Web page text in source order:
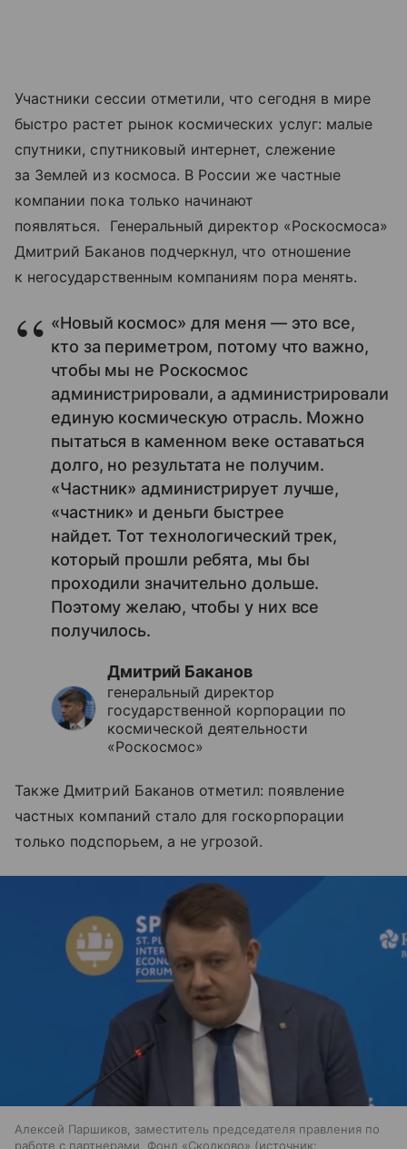
Участники сессии отметили, что сегодня в мире
быстро растет рынок космических услуг: малые
спутники, спутниковый интернет, слежение
за Землей из космоса. В России же частные
компании пока только начинают
появляться. Генеральный директор «Роскосмоса»
Дмитрий Баканов подчеркнул, что отношение
к негосударственным компаниям пора менять.
«Новый космос» для меня — это все,
кто за периметром, потому что важно,
чтобы мы не Роскосмос
администрировали, а администрировали
единую космическую отрасль. Можно
пытаться в каменном веке оставаться
долго, но результата не получим.
«Частник» администрирует лучше,
«частник» и деньги быстрее
найдет. Тот технологический трек,
который прошли ребята, мы бы
проходили значительно дольше.
Поэтому желаю, чтобы у них все
получилось.
Дмитрий Баканов
генеральный директор
государственной корпорации по
космической деятельности
«Роскосмос»
Также Дмитрий Баканов отметил: появление
частных компаний стало для госкорпорации
только подспорьем, а не угрозой.
Алексей Паршиков, заместитель председателя правления по
работе с партнерами, Фонд «Сколково»
источник: